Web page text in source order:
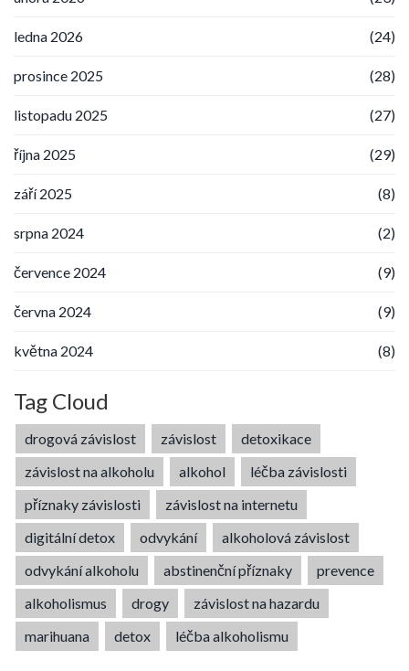
ledna 2026 (24)
prosince 2025 (28)
listopadu 2025 (27)
října 2025 (29)
září 2025 (8)
srpna 2024 (2)
července 2024 (9)
června 2024 (9)
května 2024 (8)
Tag Cloud
drogová závislost závislost
detoxikace
závislost na alkoholu
alkohol
léčba závislosti
příznaky závislosti
závislost na internetu
digitální detox
odvykání
alkoholová závislost
odvykání alkoholu
abstinenční příznaky
prevence
alkoholismus
drogy
závislost na hazardu
marihuana
detox léčba alkoholismu